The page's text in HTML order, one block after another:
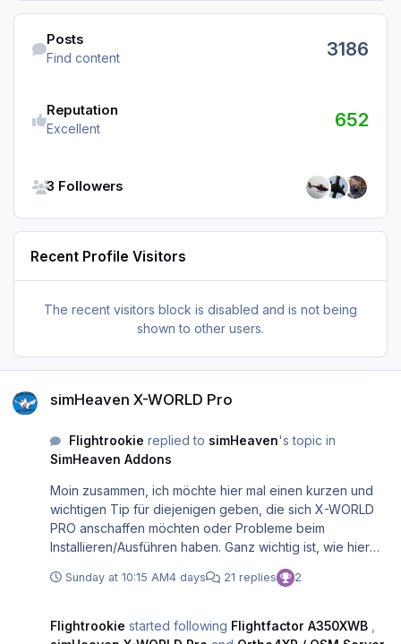
Find content
Posts
Find content 3186
Reputation
Excellent 652
3 Followers
Recent Profile Visitors
The recent visitors block is disabled and is not being
shown to other users.
simHeaven X-WORLD Pro
Flightrookie replied to simHeaven's topic in
SimHeaven Addons
Moin zusammen, ich möchte hier mal einen kurzen und
wichtigen Tip für diejenigen geben, die sich X-WORLD
PRO anschaffen möchten oder Probleme beim
Installieren/Ausführen haben. Ganz wichtig ist, wie hier
auch schon vielfach an anderen Stellen beschrieben
wurde, zum Entpacken der 7z-Dateien das Programm 7-
zip.de/download.html Da ich im simHeaven Support-
Team mitwirke, konnten wir schon viele
Sunday at 10:15 AM4 days 21 replies 2
Flightrookie started following Flightfactor A350XWB